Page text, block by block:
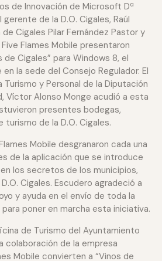
de Innovación de Microsoft Dª
gerente de la D.O. Cigales, Raúl
Cigales Pilar Fernández Pastor y
Flames Mobile presentaron
de Cigales” para Windows 8, el
la sede del Consejo Regulador. El
y Personal de la Diputación
Víctor Alonso Monge acudió a esta
presentes bodegas,
de la D.O. Cigales.
Mobile desgranaron cada una
de la aplicación que se introduce
los secretos de los municipios,
Cigales. Escudero agradeció a
y ayuda en el envío de toda la
poner en marcha esta iniciativa.
de Turismo del Ayuntamiento
colaboración de la empresa
Mobile convierten a “Vinos de